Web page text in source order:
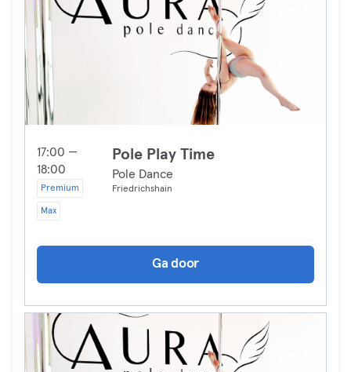
17:00 —
18:00
Premium
Max
Pole Play Time
Pole Dance
Friedrichshain
Ga door